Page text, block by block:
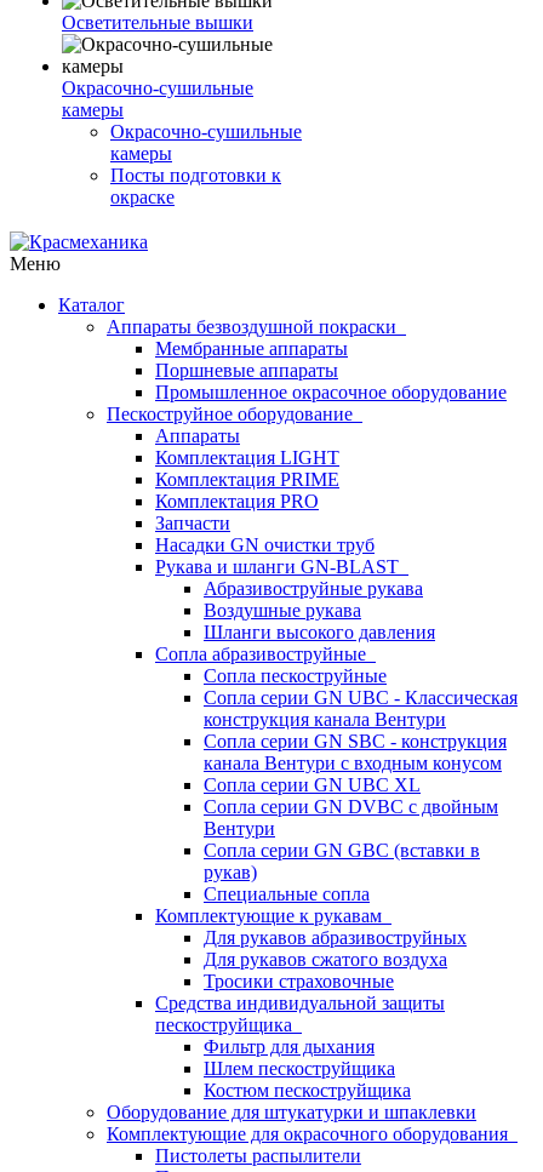
Осветительные вышки
Окрасочно-сушильные
камеры
Окрасочно-сушильные
камеры
Посты подготовки к
окраске
Меню
Каталог
Аппараты безвоздушной покраски
Мембранные аппараты
Поршневые аппараты
Промышленное окрасочное оборудование
Пескоструйное оборудование
Аппараты
Комплектация LIGHT
Комплектация PRIME
Комплектация PRO
Запчасти
Насадки GN очистки труб
Рукава и шланги GN-BLAST
Абразивоструйные рукава
Воздушные рукава
Шланги высокого давления
Сопла абразивоструйные
Сопла пескоструйные
Сопла серии GN UBC - Классическая
конструкция канала Вентури
Сопла серии GN SBC - конструкция
канала Вентури c входным конусом
Сопла серии GN UBC XL
Сопла серии GN DVBC с двойным
Вентури
Сопла серии GN GBC (вставки в
рукав)
Специальные сопла
Комплектующие к рукавам
Для рукавов абразивоструйных
Для рукавов сжатого воздуха
Тросики страховочные
Средства индивидуальной защиты
пескоструйщика
Фильтр для дыхания
Шлем пескоструйщика
Костюм пескоструйщика
Оборудование для штукатурки и шпаклевки
Комплектующие для окрасочного оборудования
Пистолеты распылители